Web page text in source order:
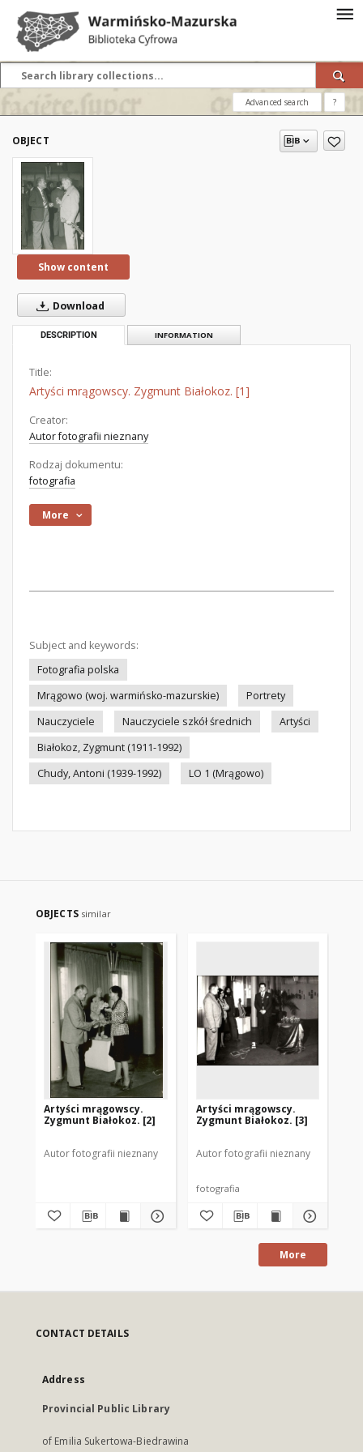
Advanced search ?
OBJECT
Show content
Download
DESCRIPTION INFORMATION
Title:
Artyści mrągowscy. Zygmunt Białokoz. [1]
Creator:
Autor fotografii nieznany
Rodzaj dokumentu:
fotografia
More
Subject and keywords:
Fotografia polska
Mrągowo (woj. warmińsko-mazurskie)
Portrety
Nauczyciele
Nauczyciele szkół średnich
Artyści
Białokoz, Zygmunt (1911-1992)
Chudy, Antoni (1939-1992)
LO 1 (Mrągowo)
OBJECTS similar
Artyści mrągowscy.
Zygmunt Białokoz. [2]
Autor fotografii nieznany
Artyści mrągowscy.
Zygmunt Białokoz. [3]
Autor fotografii nieznany
fotografia
More
CONTACT DETAILS
Address
Provincial Public Library
of Emilia Sukertowa-Biedrawina